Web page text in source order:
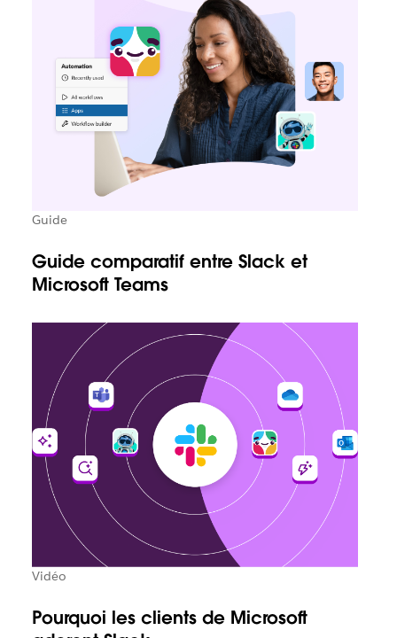
Guide
Guide comparatif entre Slack et
Microsoft Teams
Vidéo
Pourquoi les clients de Microsoft